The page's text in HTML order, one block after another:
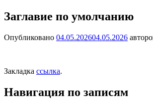
Заглавие по умолчанию
Опубликовано 04.05.202604.05.2026
Закладка ссылка.
Навигация по записям